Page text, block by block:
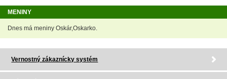
MENINY
Dnes má meniny Oskár,Oskarko.
Vernostný zákaznícky systém